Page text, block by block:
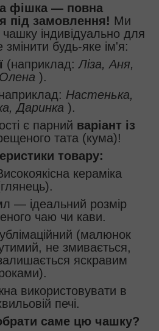
фішка — повна
під замовлення! Ми
індивідуально для
будь-яке ім'я:
(наприклад:Ліза, Аня,
Олена ).
Настенька,
Даринка ).
є парний варіант із
тата (кума)!
товару:
кераміка
— ідеальний розмір
чаю чи кави.
(малюнок
не змивається,
яскравим
використовувати в
печі.
саме цю чашку?